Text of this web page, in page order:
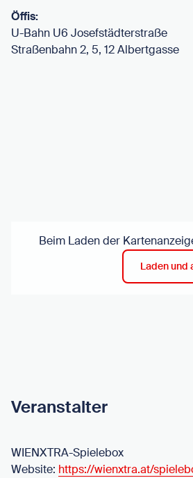
Öffis:
U-Bahn U6 Josefstädterstraße
Straßenbahn 2, 5, 12 Albertgasse
Beim Laden der
Laden und
Veranstalter
WIENXTRA-Spielebox
Website: https://wienxtra.at/